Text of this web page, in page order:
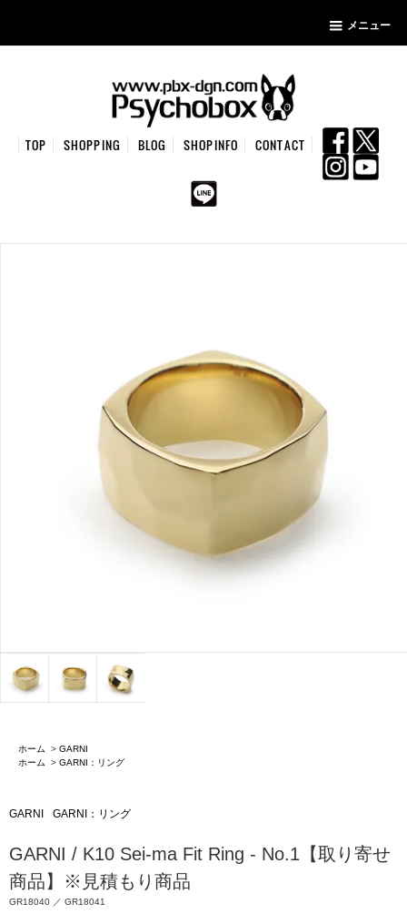
メニュー
TOP SHOPPING BLOG SHOPINFO CONTACT
ホーム > GARNI
ホーム
> GARNI：リング
GARNI GARNI：リング
GARNI / K10 Sei-ma Fit Ring - No.1【取り寄せ
商品】※見積もり商品
GR18040 ／ GR18041